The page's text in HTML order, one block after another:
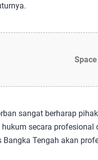
sangat berharap
hukum secara
Bangka Tengah akan